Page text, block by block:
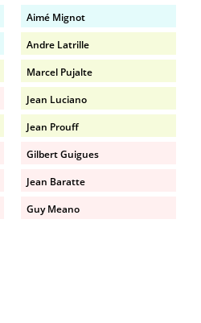
Aimé Mignot
Andre Latrille
Marcel Pujalte
Jean Luciano
Jean Prouff
Gilbert Guigues
Jean Baratte
Guy Meano